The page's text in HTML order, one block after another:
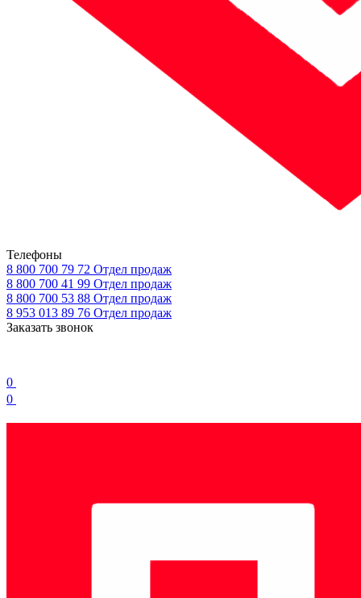
Телефоны
8 800 700 79 72 Отдел продаж
8 800 700 41 99 Отдел продаж
8 800 700 53 88 Отдел продаж
8 953 013 89 76 Отдел продаж
Заказать звонок
0
0